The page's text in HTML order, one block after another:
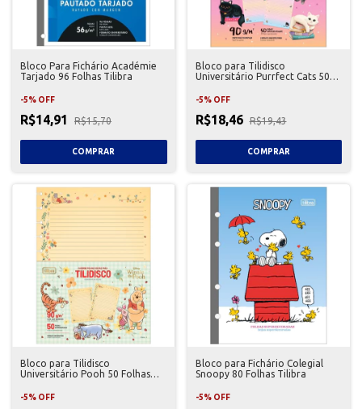
Bloco Para Fichário Académie
Tarjado 96 Folhas Tilibra
-5% OFF
R$14,91 R$15,70
Bloco para Tilidisco
Universitário Purrfect Cats 50
-5% OFF
R$18,46 R$19,43
Bloco para Tilidisco
Universitário Pooh 50 Folhas
-5% OFF
Bloco para Fichário Colegial
Snoopy 80 Folhas Tilibra
-5% OFF